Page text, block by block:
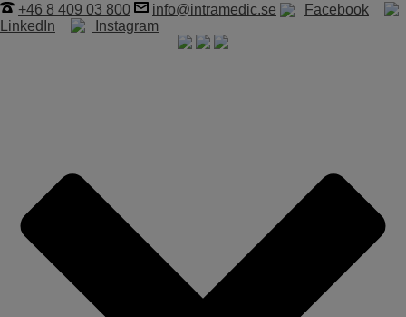
+46 8 409 03 800 info@intramedic.se
Facebook
LinkedIn
Instagram